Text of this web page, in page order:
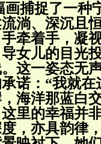
画捕捉了一种
淌、深沉且
牵着手，凝
女儿的目光
这一姿态无
诺：“我就在
海洋那蓝白
这里的幸福
，亦具韵律